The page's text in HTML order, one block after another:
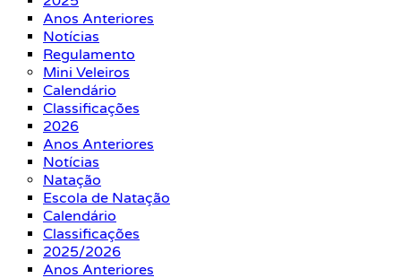
Anos Anteriores
Notícias
Regulamento
Mini Veleiros
Calendário
Classificações
2026
Anos Anteriores
Notícias
Natação
Escola de Natação
Calendário
Classificações
2025/2026
Anos Anteriores